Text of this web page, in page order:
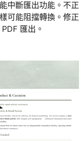
中斷匯出功能。不正
可能阻擋轉換。修正
匯出。